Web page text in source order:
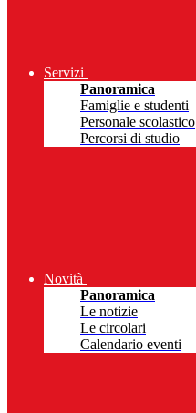
Servizi
Panoramica
Famiglie e studenti
Personale scolastico
Percorsi di studio
Novità
Panoramica
Le notizie
Le circolari
Calendario eventi